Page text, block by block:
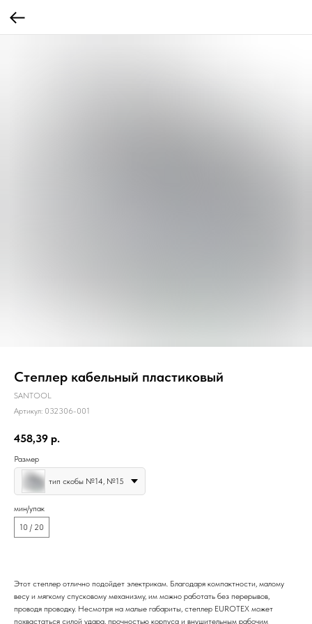
Степлер кабельный пластиковый
SANTOOL
Артикул: 032306-001
458,39 р.
Размер
тип скобы №14, №15
мин/упак
10 / 20
Этот степлер отлично подойдет электрикам. Благодаря компактности, малому
весу и мягкому спусковому механизму, им можно работать без перерывов,
проводя проводку. Несмотря на малые габариты, степлер EUROTEX может
похвастаться силой удара, прочностью корпуса и внушительным рабочим